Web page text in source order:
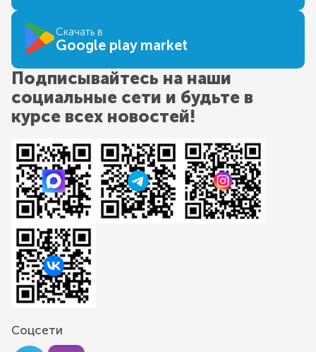
Скачать в
Google play market
Подписывайтесь на наши
социальные сети и будьте в
курсе всех новостей!
Соцсети